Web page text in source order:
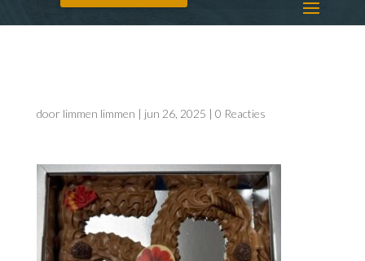
door limmen limmen | jun 26, 2025 | 0 Reacties